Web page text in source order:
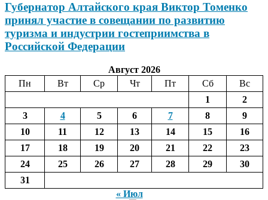
Губернатор Алтайского края Виктор Томенко
принял участие в совещании по развитию
туризма и индустрии гостеприимства в
Российской Федерации
Август 2026
Пн
Вт Ср Чт Пт Сб
Вс
1
2
3
4 5 6 7 8
9
10
11 12 13 14 15
16
17
18 19 20 21 22
23
24
25 26 27 28 29
30
31
« Июл